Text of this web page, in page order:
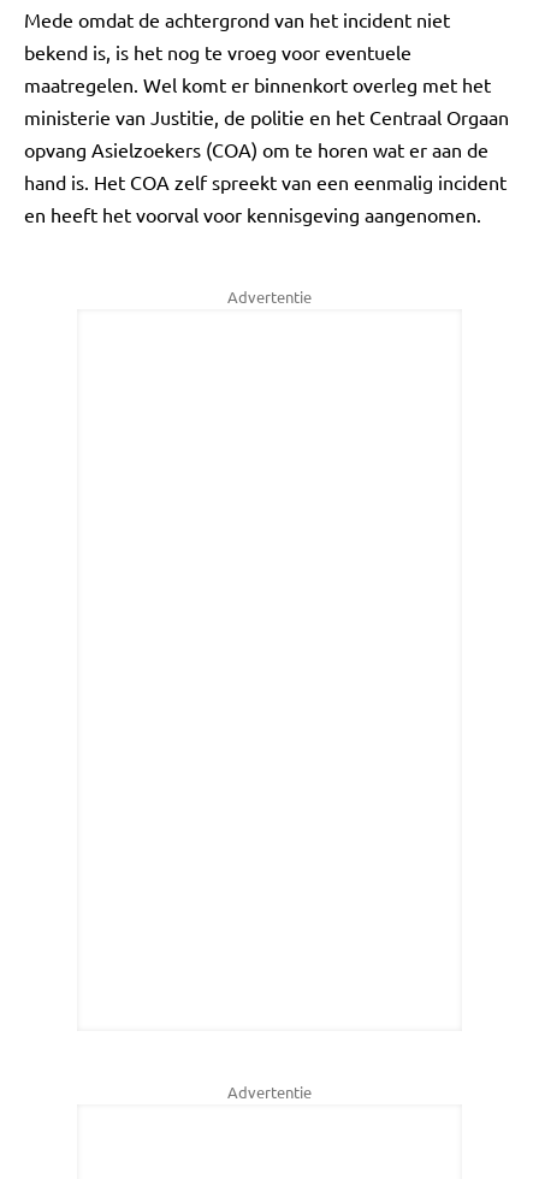
Mede omdat de achtergrond van het incident niet
bekend is, is het nog te vroeg voor eventuele
maatregelen. Wel komt er binnenkort overleg met het
ministerie van Justitie, de politie en het Centraal Orgaan
opvang Asielzoekers (COA) om te horen wat er aan de
hand is. Het COA zelf spreekt van een eenmalig incident
en heeft het voorval voor kennisgeving aangenomen.
Advertentie
Advertentie